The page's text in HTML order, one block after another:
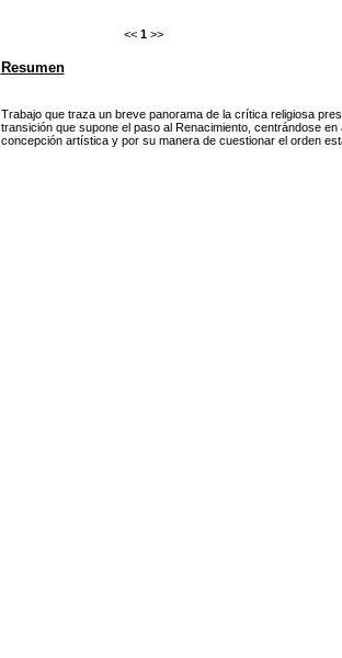
<< 1 >>
Resumen
Trabajo que traza un breve panorama de la crítica religiosa
transición que supone el paso al Renacimiento, centrándose
concepción artística y por su manera de cuestionar el orden